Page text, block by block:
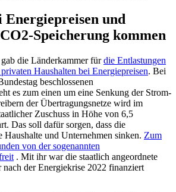
Energiepreisen und
Speicherung kommen
die Länderkammer fürdie Entlastungen
Haushalten bei Energiepreisen. Bei
beschlossenen
es zum einen um eine Senkung der Strom-
der Übertragungsnetze wird im
Zuschuss in Höhe von 6,5
Das soll dafür sorgen, dass die
Haushalte und Unternehmen sinken. Zum
von der sogenannten
. Mit ihr war die staatlich angeordnete
der Energiekrise 2022 finanziert